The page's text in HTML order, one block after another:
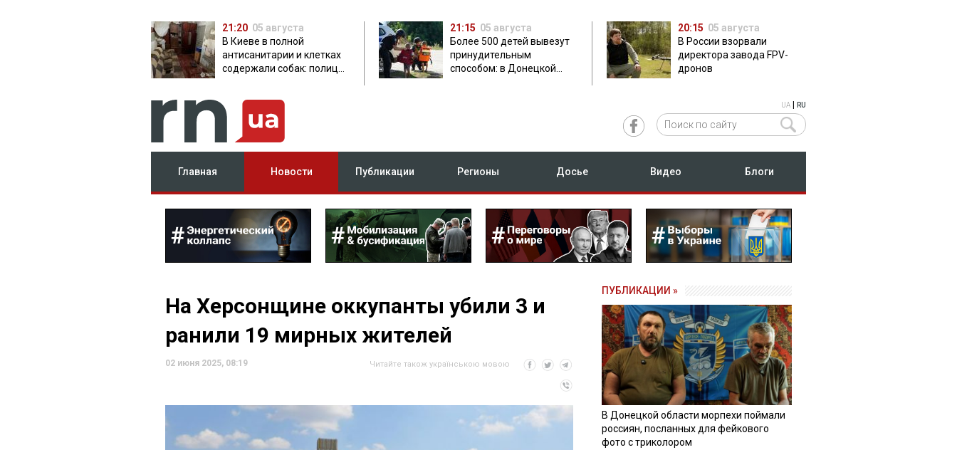
21:20 05 августа
В Киеве в полной
антисанитарии и клетках
содержали собак: полиция
21:15 05 августа
Более 500 детей вывезут
принудительным
способом: в Донецкой
20:15 05 августа
В России взорвали
директора завода FPV-
дронов
UA RU
Главная Новости Публикации Регионы Досье Видео Блоги
На Херсонщине оккупанты убили 3 и
ранили 19 мирных жителей
02 июня 2025, 08:19 Читайте також українською мовою
ПУБЛИКАЦИИ »
В Донецкой области морпехи поймали
россиян, посланных для фейкового
фото с триколором